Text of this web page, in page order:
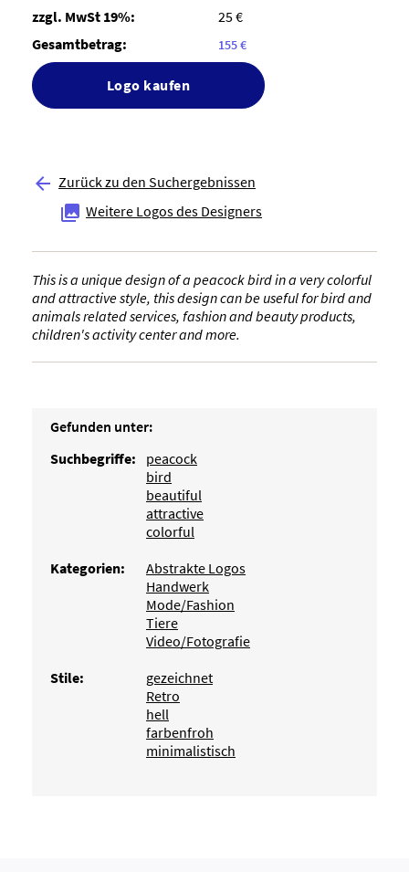
zzgl. MwSt 19%:
25 €
Gesamtbetrag:
155 €
Logo kaufen
 Zurück zu den Suchergebnissen
 Weitere Logos des Designers
This is a unique design of a peacock bird in a very colorful
and attractive style, this design can be useful for bird and
animals related services, fashion and beauty products,
children's activity center and more.
Gefunden unter:
Suchbegriffe:
peacock
bird
beautiful
attractive
colorful
Kategorien:
Abstrakte Logos
Handwerk
Mode/Fashion
Tiere
Video/Fotografie
Stile:
gezeichnet
Retro
hell
farbenfroh
minimalistisch